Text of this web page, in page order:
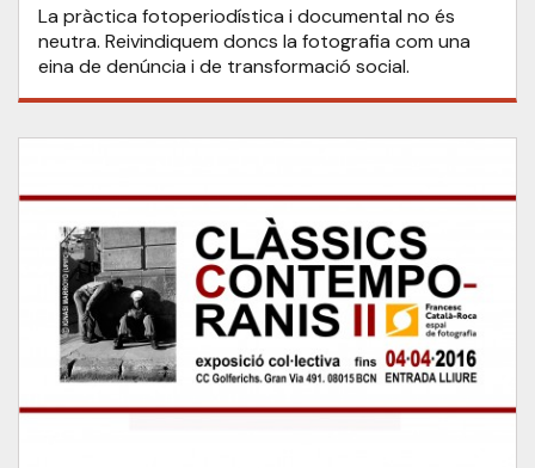
La pràctica fotoperiodística i documental no és
neutra. Reivindiquem doncs la fotografia com una
eina de denúncia i de transformació social.